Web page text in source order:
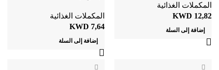
المكملات الغذائية
KWD 12,82
إضافة إلى السلة
المكملات الغذائية
KWD 7,64
إضافة إلى السلة